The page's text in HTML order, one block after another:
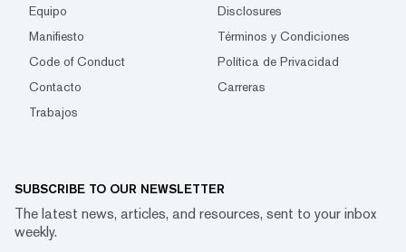
Equipo
Disclosures
Manifiesto
Términos y Condiciones
Code of Conduct
Política de Privacidad
Contacto
Carreras
Trabajos
SUBSCRIBE TO OUR NEWSLETTER
The latest news, articles, and resources, sent to your inbox
weekly.